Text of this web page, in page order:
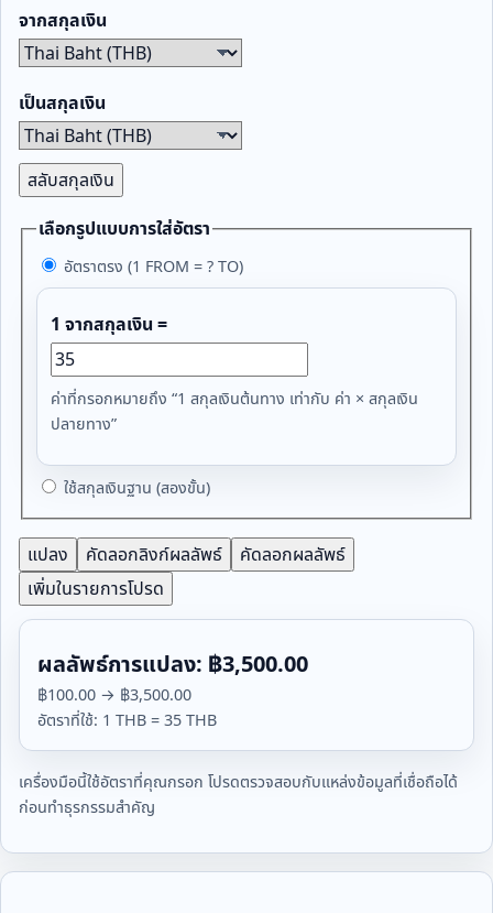
จากสกุลเงิน
เป็นสกุลเงิน
สลับสกุลเงิน
เลือกรูปแบบการใส่อัตรา
อัตราตรง (1 FROM = ? TO)
1 จากสกุลเงิน =
ค่าที่กรอกหมายถึง “1 สกุลเงินต้นทาง เท่ากับ ค่า × สกุลเงิน
ปลายทาง”
ใช้สกุลเงินฐาน (สองขั้น)
แปลง คัดลอกลิงก์ผลลัพธ์
คัดลอกผลลัพธ์
เพิ่มในรายการโปรด
ผลลัพธ์การแปลง: ฿3,500.00
฿100.00 → ฿3,500.00
อัตราที่ใช้: 1 THB = 35 THB
เครื่องมือนี้ใช้อัตราที่คุณกรอก โปรดตรวจสอบกับแหล่งข้อมูลที่เชื่อถือได้
ก่อนทำธุรกรรมสำคัญ